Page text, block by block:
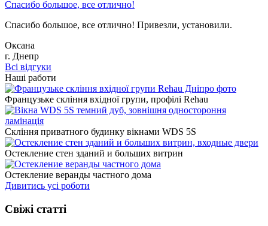
Спасибо большое, все отлично!
Спасибо большое, все отлично! Привезли, установили.
Оксана
г. Днепр
Всі відгуки
Наші работи
Французьке скління вхідної групи, профілі Rehau
Скління приватного будинку вікнами WDS 5S
Остекление стен зданий и больших витрин
Остекление веранды частного дома
Дивитись усі роботи
Свіжі статті